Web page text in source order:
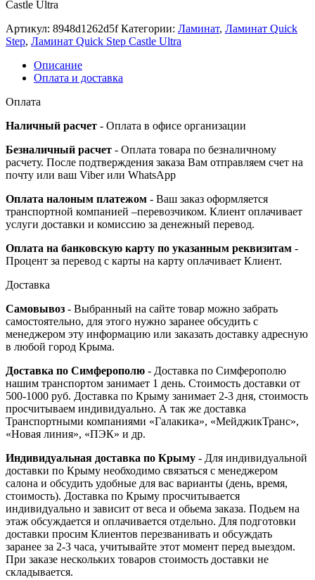
Castle Ultra
Артикул: 8948d1262d5f Категории: Ламинат, Ламинат Quick
Step, Ламинат Quick Step Castle Ultra
Описание
Оплата и доставка
Оплата
Наличный расчет - Оплата в офисе организации
Безналичный расчет - Оплата товара по безналичному
расчету. После подтверждения заказа Вам отправляем счет на
почту или ваш Viber или WhatsApp
Оплата налоным платежом - Ваш заказ оформляется
транспортной компанией –перевозчиком. Клиент оплачивает
услуги доставки и комиссию за денежный перевод.
Оплата на банковскую карту по указанным реквизитам -
Процент за перевод с карты на карту оплачивает Клиент.
Доставка
Самовывоз - Выбранный на сайте товар можно забрать
самостоятельно, для этого нужно заранее обсудить с
менеджером эту информацию или заказать доставку адресную
в любой город Крыма.
Доставка по Симферополю - Доставка по Симферополю
нашим транспортом занимает 1 день. Стоимость доставки от
500-1000 руб. Доставка по Крыму занимает 2-3 дня, стоимость
просчитываем индивидуально. А так же доставка
Транспортными компаниями «Галакика», «МейджикТранс»,
«Новая линия», «ПЭК» и др.
Индивидуальная доставка по Крыму - Для индивидуальной
доставки по Крыму необходимо связаться с менеджером
салона и обсудить удобные для вас варианты (день, время,
стоимость). Доставка по Крыму просчитывается
индивидуально и зависит от веса и обьема заказа. Подьем на
этаж обсуждается и оплачивается отдельно. Для подготовки
доставки просим Клиентов перезванивать и обсуждать
заранее за 2-3 часа, учитывайте этот момент перед выездом.
При заказе нескольких товаров стоимость доставки не
складывается.